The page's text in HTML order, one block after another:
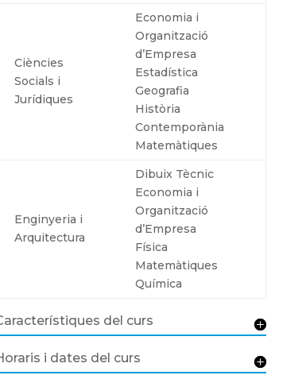
Ciències
Socials i
Jurídiques
Economia i
Organització
d’Empresa
Estadística
Geografia
Història
Contemporània
Matemàtiques
Enginyeria i
Arquitectura
Dibuix Tècnic
Economia i
Organització
d’Empresa
Física
Matemàtiques
Química
del curs
i dates del curs